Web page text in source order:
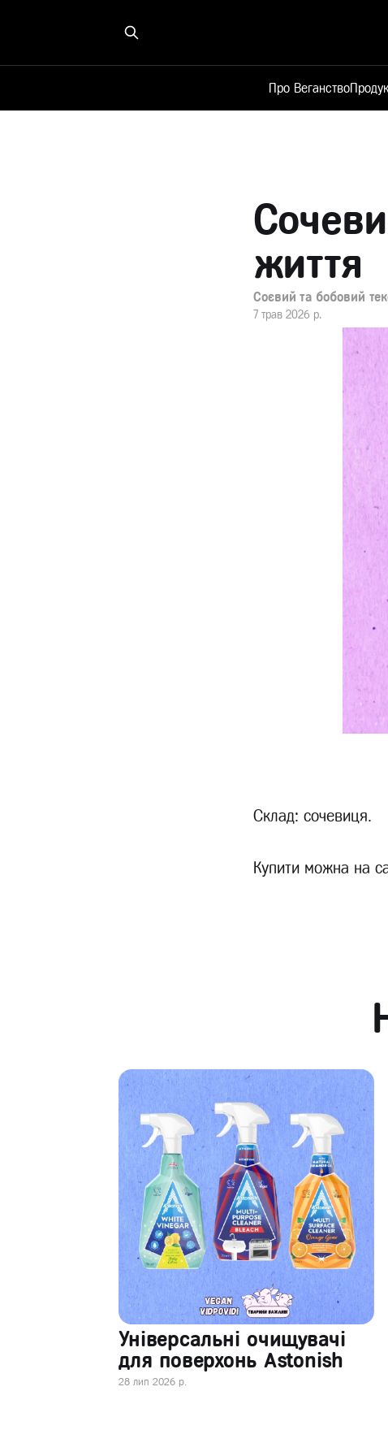
Про Веганство
життя
Соєвий та бобовий
7 трав 2026 р.
Склад: сочевиця.
Купити можна на
Універсальні очищувачі
для поверхонь Astonish
28 лип 2026 р.